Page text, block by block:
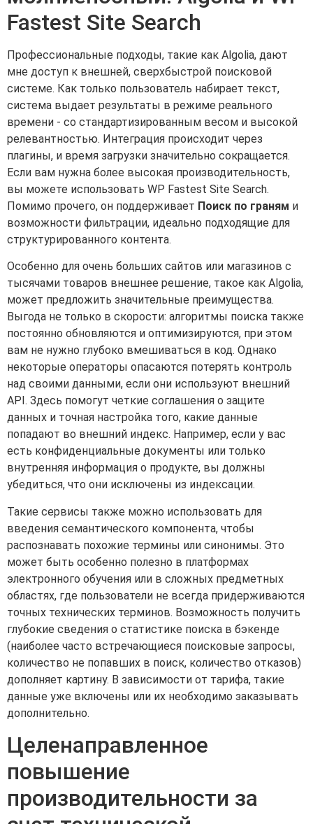
Fastest Site Search
Профессиональные подходы, такие как Algolia, дают
мне доступ к внешней, сверхбыстрой поисковой
системе. Как только пользователь набирает текст,
система выдает результаты в режиме реального
времени - со стандартизированным весом и высокой
релевантностью. Интеграция происходит через
плагины, и время загрузки значительно сокращается.
Если вам нужна более высокая производительность,
вы можете использовать WP Fastest Site Search.
Помимо прочего, он поддерживает Поиск по граням и
возможности фильтрации, идеально подходящие для
структурированного контента.
Особенно для очень больших сайтов или магазинов с
тысячами товаров внешнее решение, такое как Algolia,
может предложить значительные преимущества.
Выгода не только в скорости: алгоритмы поиска также
постоянно обновляются и оптимизируются, при этом
вам не нужно глубоко вмешиваться в код. Однако
некоторые операторы опасаются потерять контроль
над своими данными, если они используют внешний
API. Здесь помогут четкие соглашения о защите
данных и точная настройка того, какие данные
попадают во внешний индекс. Например, если у вас
есть конфиденциальные документы или только
внутренняя информация о продукте, вы должны
убедиться, что они исключены из индексации.
Такие сервисы также можно использовать для
введения семантического компонента, чтобы
распознавать похожие термины или синонимы. Это
может быть особенно полезно в платформах
электронного обучения или в сложных предметных
областях, где пользователи не всегда придерживаются
точных технических терминов. Возможность получить
глубокие сведения о статистике поиска в бэкенде
(наиболее часто встречающиеся поисковые запросы,
количество не попавших в поиск, количество отказов)
дополняет картину. В зависимости от тарифа, такие
данные уже включены или их необходимо заказывать
дополнительно.
Целенаправленное
повышение
производительности за